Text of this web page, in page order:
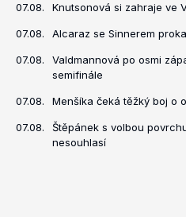
07.08. Knutsonová si zahraje ve
07.08. Alcaraz se Sinnerem
07.08.
Valdmannová po osmi
semifinále
07.08. Menšíka čeká těžký boj o
07.08.
Štěpánek s volbou
nesouhlasí